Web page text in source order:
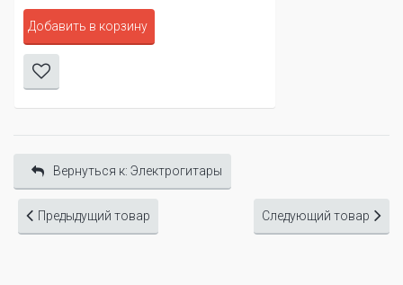
Добавить в корзину
Вернуться к: Электрогитары
Предыдущий товар Следующий товар